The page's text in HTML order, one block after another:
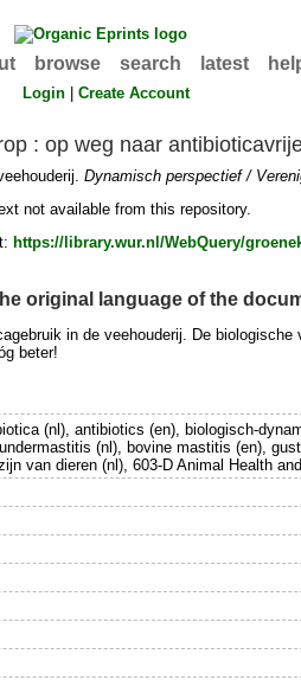
browse search latest
Login |Create Account
: op weg naar
Dynamisch perspectief /
not available from this repository.
https://library.wur.nl/WebQuery/
original language of the
in de veehouderij. De
beter!
(nl), antibiotics (en), biologisch-
(nl), bovine mastitis (en),
van dieren (nl), 603-D Animal Health